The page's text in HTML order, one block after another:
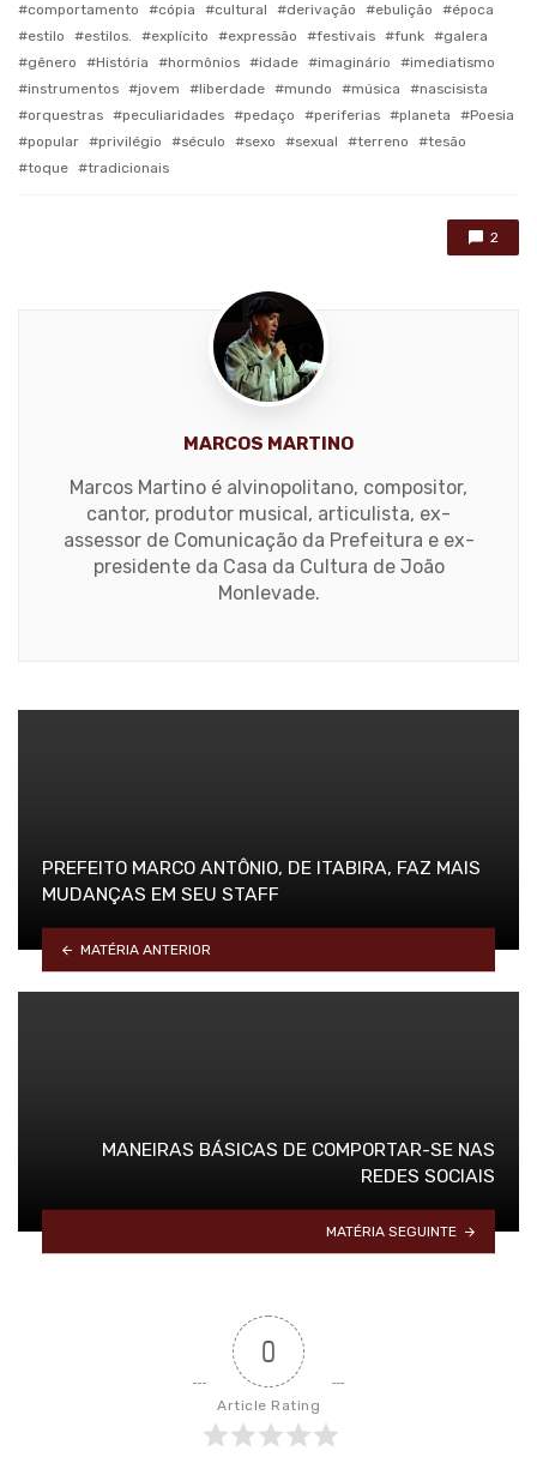
comportamento
cópia cultural derivação ebulição
época
estilo
estilos. explícito expressão festivais funk
galera
gênero
História hormônios idade imaginário
imediatismo
instrumentos
jovem liberdade mundo música
nascisista
orquestras
peculiaridades pedaço periferias planeta
Poesia
popular
privilégio século sexo sexual terreno
tesão
toque
tradicionais
2
MARCOS MARTINO
Marcos Martino é alvinopolitano, compositor,
cantor, produtor musical, articulista, ex-
assessor de Comunicação da Prefeitura e ex-
presidente da Casa da Cultura de João
Monlevade.
PREFEITO MARCO ANTÔNIO, DE ITABIRA, FAZ MAIS
MUDANÇAS EM SEU STAFF
MATÉRIA ANTERIOR
MANEIRAS BÁSICAS DE COMPORTAR-SE NAS
REDES SOCIAIS
MATÉRIA SEGUINTE
0
Article Rating